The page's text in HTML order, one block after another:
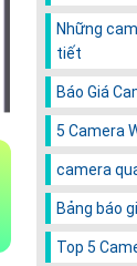
Những
tiết
Báo Giá
5 Camera
camera
Bảng báo
Top 5